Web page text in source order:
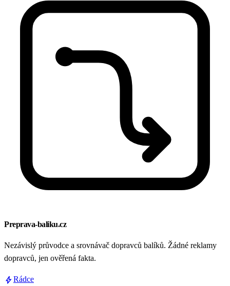
Preprava-baliku.cz
Nezávislý průvodce a srovnávač dopravců balíků. Žádné reklamy
dopravců, jen ověřená fakta.
boltRádce